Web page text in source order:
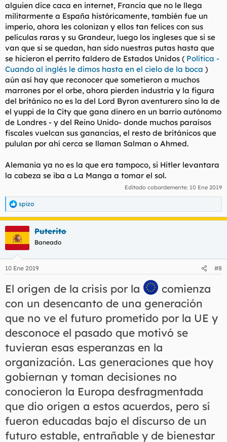
alguien dice caca en internet, Francia que no le llega
militarmente a España históricamente, también fue un
imperio, ahora les colonizan y ellos tan felices con sus
películas raras y su Grandeur, luego los ingleses que si se
van que si se quedan, han sido nuestras putas hasta que
se hicieron el perrito faldero de Estados Unidos ( Política -
Cuando al inglés le dimos hasta en el cielo de la boca )
aún así hay que reconocer que sometieron a muchos
marrones por el orbe, ahora pierden industria y la figura
del británico no es la del Lord Byron aventurero sino la de
el yuppi de la City que gana dinero en un barrio autónomo
de Londres - y del Reino Unido- donde muchos paraísos
fiscales vuelcan sus ganancias, el resto de británicos que
pululan por ahí cerca se llaman Salman o Ahmed.
Alemania ya no es la que era tampoco, si Hitler levantara
la cabeza se iba a La Manga a tomar el sol.
Editado cobardemente: 10 Ene 2019
R
e
a
c
e
:
spizo
Puterito
Baneado
10 Ene 2019 #8
El origen de la crisis por la
comienza
con un desencanto de una generación
que no ve el futuro prometido por la UE y
desconoce el pasado que motivó se
tuvieran esas esperanzas en la
organización. Las generaciones que hoy
gobiernan y toman decisiones no
conocieron la Europa desfragmentada
que dio origen a estos acuerdos, pero sí
fueron educadas bajo el discurso de un
futuro estable, entrañable y de bienestar